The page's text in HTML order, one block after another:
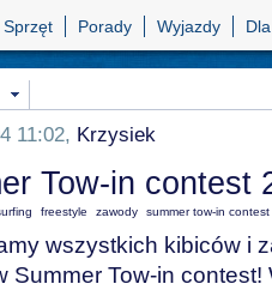
Sprzęt Porady Wyjazdy
11:02, Krzysiek
Tow-in contest
freestyle zawody summer tow-in contest
wszystkich kibiców i
Summer Tow-in